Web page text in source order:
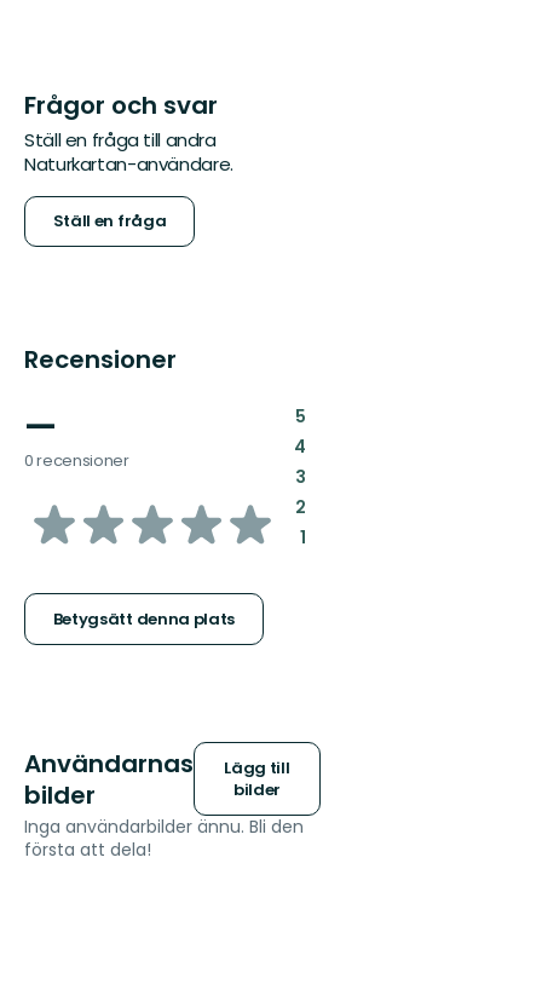
Frågor och svar
Ställ en fråga till andra
Naturkartan-användare.
Ställ en fråga
Recensioner
—
0 recensioner
av
stjärnor
Betygsätt denna plats
5:
4:
3:
2:
1:
Användarnas
bilder
Lägg till
bilder
Inga användarbilder ännu. Bli den
första att dela!